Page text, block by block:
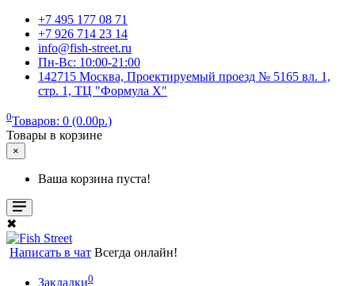
+7 495 177 08 71
+7 926 714 23 14
info@fish-street.ru
Пн-Вс: 10:00-21:00
142715 Москва, Проектируемый проезд № 5165 вл. 1,
стр. 1, ТЦ "Формула X"
0Товаров: 0 (0.00р.)
Товары в корзине
×
Ваша корзина пуста!
✖
Написать в чат Всегда онлайн!
Закладки0